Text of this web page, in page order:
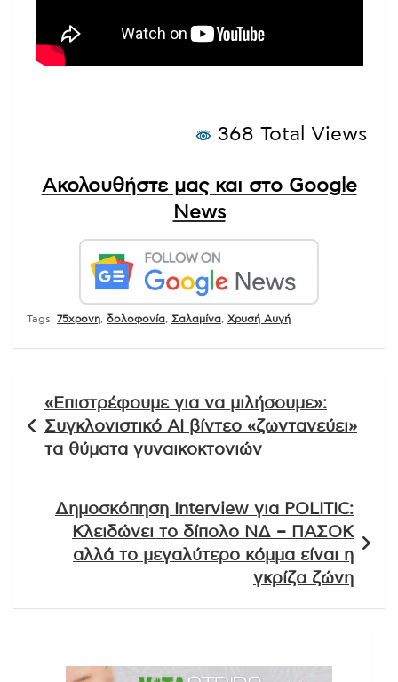
368 Total Views
Ακολουθήστε μας και στο Google
News
Tags: 75χρονη δολοφονία Σαλαμίνα Χρυσή Αυγή
άρθρων
«Επιστρέφουμε για να μιλήσουμε»:
Συγκλονιστικό AI βίντεο «ζωντανεύει»
τα θύματα γυναικοκτονιών
Δημοσκόπηση Interview για POLITIC:
Κλειδώνει το δίπολο ΝΔ – ΠΑΣΟΚ
αλλά το μεγαλύτερο κόμμα είναι η
γκρίζα ζώνη